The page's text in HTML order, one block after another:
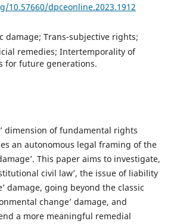
10.57660/dpceonline.2023.1912
damage; Trans-subjective rights;
remedies; Intertemporality of
for future generations.
dimension of fundamental rights
an autonomous legal framing of the
This paper aims to investigate,
civil law’, the issue of liability
damage, going beyond the classic
change’ damage, and
a more meaningful remedial